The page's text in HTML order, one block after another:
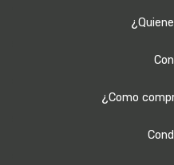
¿Como